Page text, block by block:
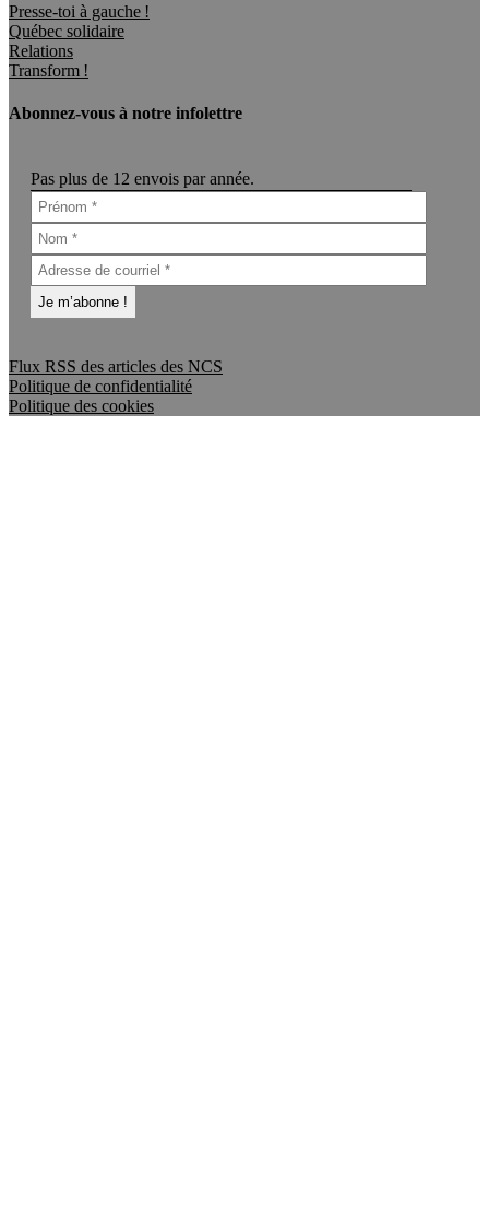
Presse-toi à gauche !
Québec solidaire
Relations
Transform !
Abonnez-vous à notre infolettre
Pas plus de 12 envois par année.
Flux RSS des articles des NCS
Politique de confidentialité
Politique des cookies